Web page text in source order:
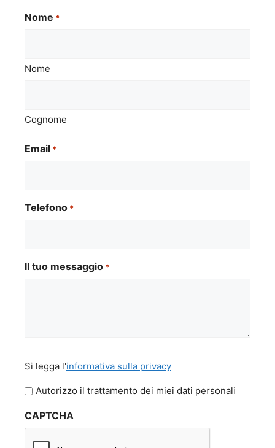
Nome *
Nome
Cognome
Email *
Telefono *
Il tuo messaggio *
legga
l'informativa
privacy
Si legga l'informativa sulla privacy
Autorizzo il trattamento dei miei dati personali
CAPTCHA